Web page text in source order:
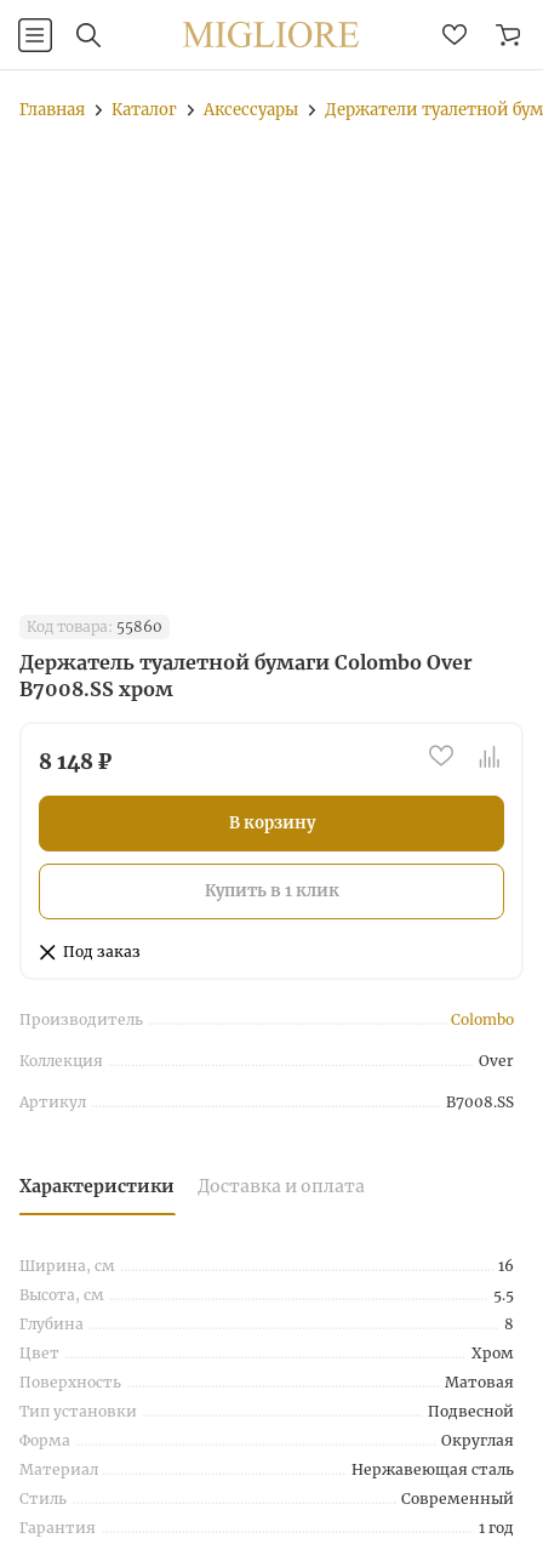
Главная Каталог Аксессуары Держатели туалетной
Код товара: 55860
Держатель туалетной бумаги Colombo Over
B7008.SS хром
8 148 ₽
В корзину
Купить в 1 клик
Под заказ
Производитель Colombo
Коллекция Over
Артикул B7008.SS
Характеристики Доставка и оплата
Ширина, см
16
Высота, см
5.5
Глубина
8
Цвет
Хром
Поверхность
Матовая
Тип установки
Подвесной
Форма
Округлая
Материал
Нержавеющая сталь
Стиль
Современный
Гарантия
1 год